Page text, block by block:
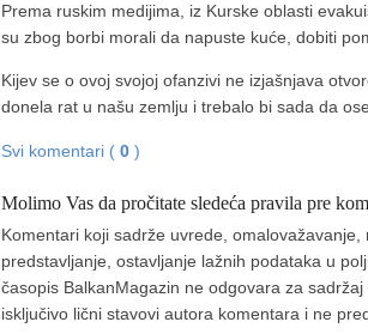
Prema ruskim medijima, iz Kurske oblasti
su zbog borbi morali da napuste kuće, dobiti
Kijev se o ovoj svojoj ofanzivi ne izjašnjava
donela rat u našu zemlju i trebalo bi sada da
Svi komentari ( 0 )
Molimo Vas da pročitate sledeća pravila pre
Komentari koji sadrže uvrede,
predstavljanje, ostavljanje lažnih podataka u
časopis BalkanMagazin ne odgovara za
isključivo lični stavovi autora komentara i ne